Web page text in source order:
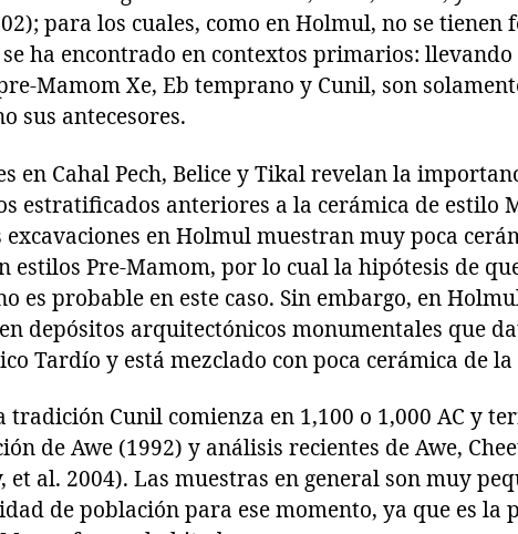
para los cuales, como en Holmul, no se tienen
ha encontrado en contextos primarios: llevando
Mamom Xe, Eb temprano y Cunil, son
sus antecesores.
en Cahal Pech, Belice y Tikal revelan la
estratificados anteriores a la cerámica de estilo
excavaciones en Holmul muestran muy poca
estilos Pre-Mamom, por lo cual la hipótesis de
es probable en este caso. Sin embargo, en
depósitos arquitectónicos monumentales que
Tardío y está mezclado con poca cerámica de la
tradición Cunil comienza en 1,100 o 1,000 AC y
de Awe (1992) y análisis recientes de Awe,
et al. 2004). Las muestras en general son muy
de población para ese momento, ya que es la